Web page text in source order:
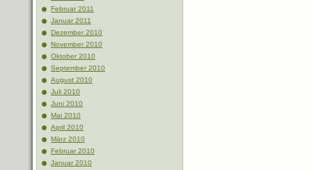
Februar 2011
Januar 2011
Dezember 2010
November 2010
Oktober 2010
September 2010
August 2010
Juli 2010
Juni 2010
Mai 2010
April 2010
März 2010
Februar 2010
Januar 2010